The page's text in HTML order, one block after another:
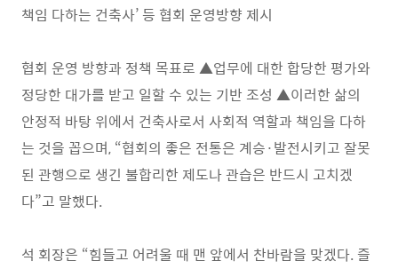
책임 다하는 건축사’등 협회 운영방향 제시
협회 운영 방향과 정책 목표로 ▲업무에 대한 합당한 평가와
정당한 대가를 받고 일할 수 있는 기반 조성 ▲이러한 삶의
안정적 바탕 위에서 건축사로서 사회적 역할과 책임을 다하
는 것을 꼽으며, “협회의 좋은 전통은 계승·발전시키고 잘못
된 관행으로 생긴 불합리한 제도나 관습은 반드시 고치겠
다”고 말했다.
석 회장은 “힘들고 어려울 때 맨 앞에서 찬바람을 맞겠다. 즐